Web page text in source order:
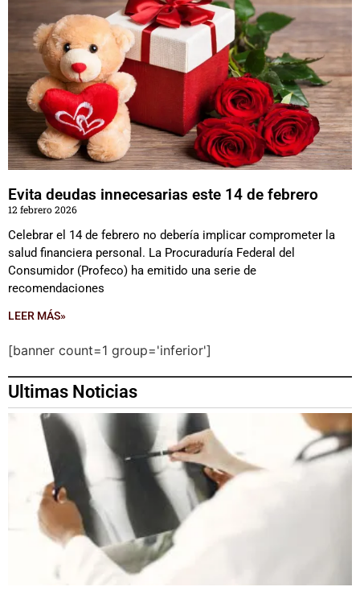
Evita deudas innecesarias este 14 de febrero
12 febrero 2026
Celebrar el 14 de febrero no debería implicar comprometer la
salud financiera personal. La Procuraduría Federal del
Consumidor (Profeco) ha emitido una serie de
recomendaciones
LEER MÁS»
[banner count=1 group='inferior']
Ultimas Noticias